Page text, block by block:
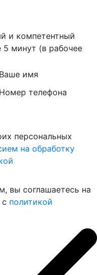
и компетентный
5 минут (в рабочее
Ваше имя
Номер телефона
персональных
на обработку
вы соглашаетесь на
политикой